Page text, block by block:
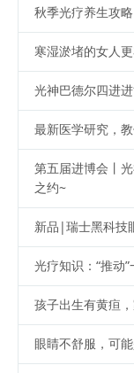
秋季光疗养生攻
寒湿淤堵的女人
光神巴德尔四进
最新医学研究，
第五届进博会丨
之约~
新品|瑞士黑科技
光疗知识：“推动
孩子出生有黄疸
眼睛不舒服，可